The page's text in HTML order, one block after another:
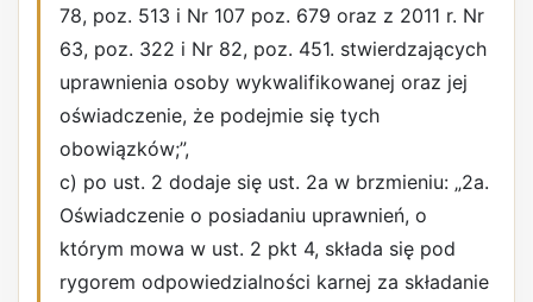
78, poz. 513 i Nr 107 poz. 679 oraz z 2011 r. Nr
63, poz. 322 i Nr 82, poz. 451. stwierdzających
uprawnienia osoby wykwalifikowanej oraz jej
oświadczenie, że podejmie się tych
obowiązków;”,
c) po ust. 2 dodaje się ust. 2a w brzmieniu: „2a.
Oświadczenie o posiadaniu uprawnień, o
którym mowa w ust. 2 pkt 4, składa się pod
rygorem odpowiedzialności karnej za składanie